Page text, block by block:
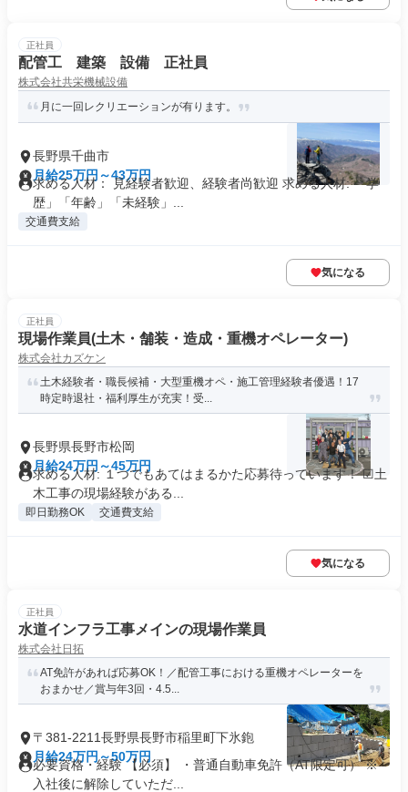
正社員
配管工 建築 設備 正社員
株式会社共栄機械設備
月に一回レクリエーションが有ります。
長野県千曲市
月給25万円～43万円
求める人材： 見経験者歓迎、経験者尚歓迎 求める人材: 「学
歴」「年齢」「未経験」...
交通費支給
気になる
正社員
現場作業員(土木・舗装・造成・重機オペレーター)
株式会社カズケン
土木経験者・職長候補・大型重機オペ・施工管理経験者優遇！17
時定時退社・福利厚生が充実！受...
長野県長野市松岡
月給24万円～45万円
求める人材: １つでもあてはまるかた応募待っています！ ☑土
木工事の現場経験がある...
即日勤務OK 交通費支給
気になる
正社員
水道インフラ工事メインの現場作業員
株式会社日拓
AT免許があれば応募OK！／配管工事における重機オペレーターを
おまかせ／賞与年3回・4.5...
〒381-2211長野県長野市稲里町下氷鉋
月給24万円～50万円
必要資格・経験 【必須】 ・普通自動車免許（AT限定可） ※
入社後に解除していただ...